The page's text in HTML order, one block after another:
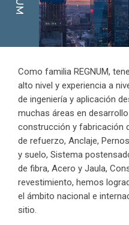
Como familia REGNUM,
alto nivel y experiencia a
de ingeniería y aplicación
muchas áreas en
construcción y fabricación
de refuerzo, Anclaje,
y suelo, Sistema
de fibra, Acero y Jaula,
revestimiento, hemos
el ámbito nacional e
sitio.